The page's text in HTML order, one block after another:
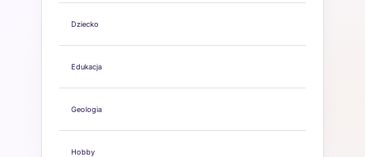
Dziecko
Edukacja
Geologia
Hobby